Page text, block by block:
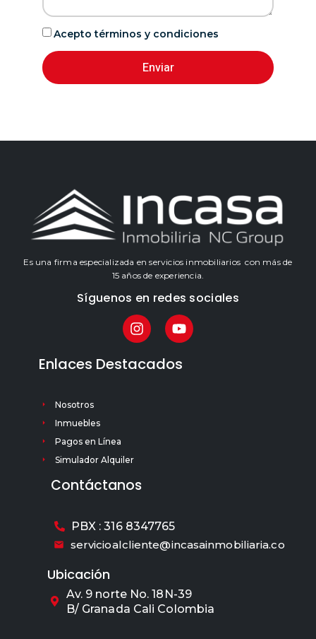
Acepto términos y condiciones
Enviar
Es una firma especializada en servicios inmobiliarios con más de
15 años de experiencia.
Síguenos en redes sociales
Enlaces Destacados
Nosotros
Inmuebles
Pagos en Línea
Simulador Alquiler
Contáctanos
PBX : 316 8347765
servicioalcliente@incasainmobiliaria.co
Ubicación
Av. 9 norte No. 18N-39
B/ Granada Cali Colombia